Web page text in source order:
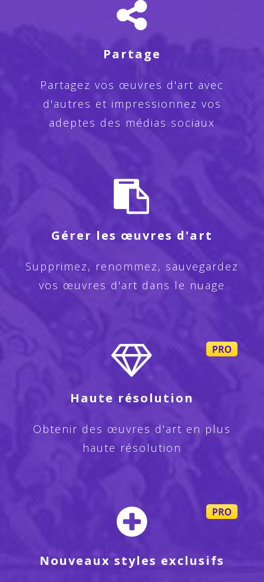
Partage
Partagez vos œuvres d'art avec
d'autres et impressionnez vos
adeptes des médias sociaux
Gérer les œuvres d'art
Supprimez, renommez, sauvegardez
vos œuvres d'art dans le nuage
Haute résolution
Obtenir des œuvres d'art en plus
haute résolution
Nouveaux styles exclusifs